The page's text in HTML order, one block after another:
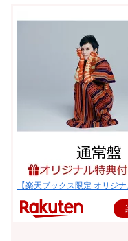
【楽天ブックス限定 オリジ